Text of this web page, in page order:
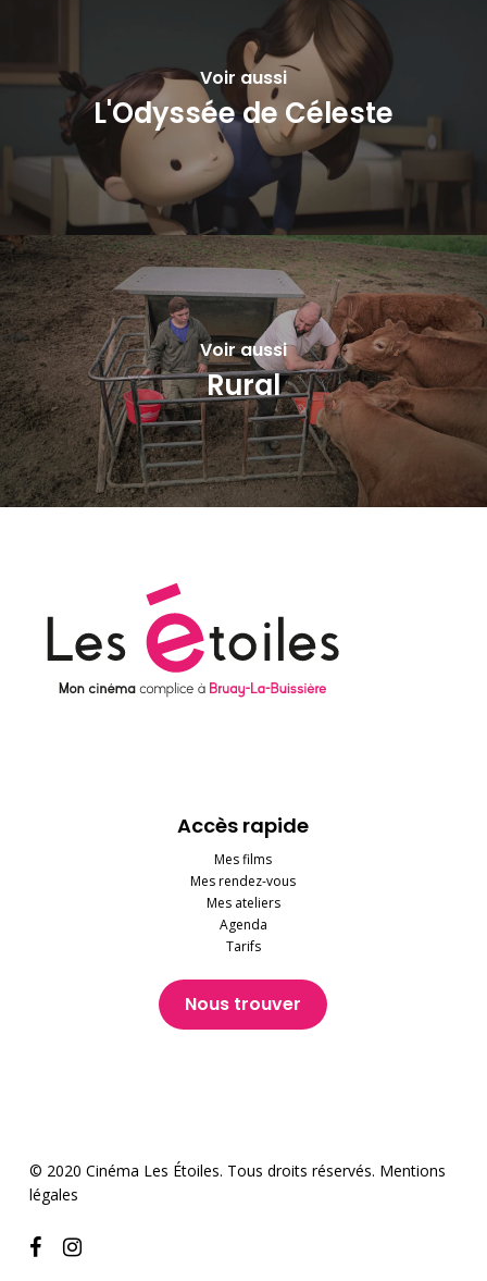
Voir aussi
L'Odyssée de Céleste
Voir aussi
Rural
Accès rapide
Mes films
Mes rendez-vous
Mes ateliers
Agenda
Tarifs
Nous trouver
© 2020 Cinéma Les Étoiles. Tous droits réservés. Mentions
légales
facebookinstagram